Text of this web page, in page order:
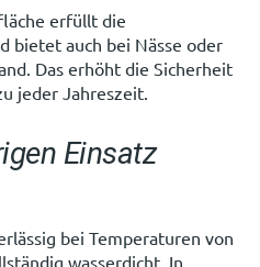
erfüllt die
bietet auch bei Nässe oder
Das erhöht die Sicherheit
jeder Jahreszeit.
Einsatz
bei Temperaturen von
wasserdicht. In